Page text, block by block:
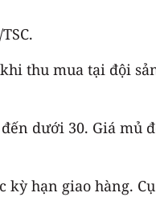
thu mua tại đội
dưới 30. Giá mủ
hạn giao hàng.